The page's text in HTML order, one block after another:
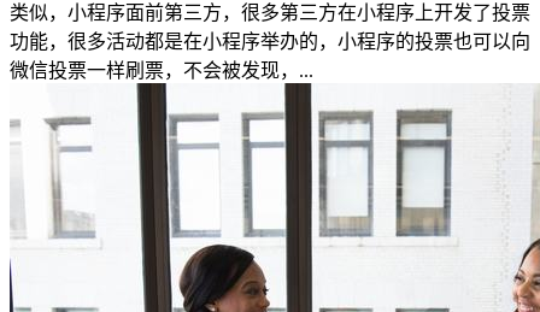
类似，小程序面前第三方，很多第三方在小程序上开发了投票
功能，很多活动都是在小程序举办的，小程序的投票也可以向
微信投票一样刷票，不会被发现，...